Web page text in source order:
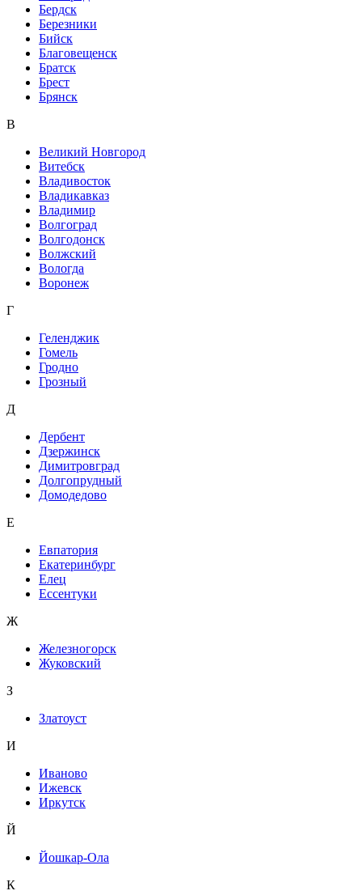
Бердск
Березники
Бийск
Благовещенск
Братск
Брест
Брянск
В
Великий Новгород
Витебск
Владивосток
Владикавказ
Владимир
Волгоград
Волгодонск
Волжский
Вологда
Воронеж
Г
Геленджик
Гомель
Гродно
Грозный
Д
Дербент
Дзержинск
Димитровград
Долгопрудный
Домодедово
Е
Евпатория
Екатеринбург
Елец
Ессентуки
Ж
Железногорск
Жуковский
З
Златоуст
И
Иваново
Ижевск
Иркутск
Й
Йошкар-Ола
К